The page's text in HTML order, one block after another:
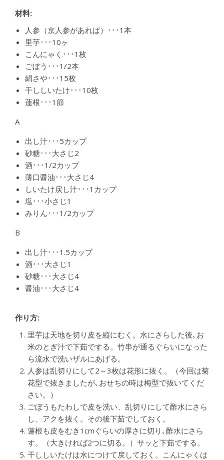
材料:
人参（京人参があれば）･･･1本
里芋･･･10ヶ
こんにゃく･･･1枚
ごぼう･･･1/2本
絹さや･･･15枚
干ししいたけ･･･10枚
蓮根･･･1節
A
出し汁･･･5カップ
砂糖･･･大さじ2
酒･･･1/2カップ
薄口醤油･･･大さじ4
しいたけ戻し汁･･･1カップ
塩･･･小さじ1
みりん･･･1/2カップ
B
出し汁･･･1.5カップ
酒･･･大さじ1
砂糖･･･大さじ4
醤油･･･大さじ4
作り方:
里芋は天地を切り皮を縦にむく。水にさらした後､お
米のとぎ汁で下茹でする。竹串が通るぐらいになった
ら流水で洗いザルにあげる。
人参は乱切りにして2～3枚は花形に抜く。（今回は菊
花型で抜きましたが､おせちの時は梅型で抜いてくだ
さい。）
ごぼうもたわしで皮を洗い、乱切りにして酢水にさら
し、アクを抜く。その後下茹でしておく。
蓮根も皮をむき1cmぐらいの厚さに切り､酢水にさら
す。（大きければ2つに切る。）サッと下茹でする。
干ししいたけは水につけて戻しておく。こんにゃくは